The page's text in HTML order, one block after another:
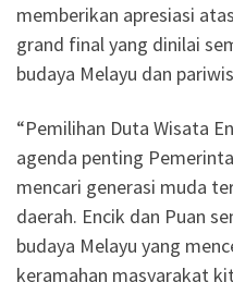
memberikan apresiasi
grand final yang dinilai
budaya Melayu dan
“Pemilihan Duta Wisata
agenda penting
mencari generasi muda
daerah. Encik dan Puan
budaya Melayu yang
keramahan masyarakat